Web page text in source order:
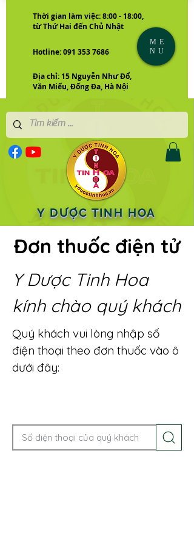
Thời gian làm việc: 8:00 - 18:00,
từ Thứ Hai đến Chủ Nhật
Hotline: 091 353 7686
Địa chỉ: 15 Nguyễn Như Đổ,
Văn Miếu, Đống Đa, Hà Nội
Y DƯỢC TINH HOA
ME
NU
Đơn thuốc điện tử
Y Dược Tinh Hoa
kính chào quý khách
Quý khách vui lòng nhập số
điện thoại theo đơn thuốc vào ô
dưới đây: